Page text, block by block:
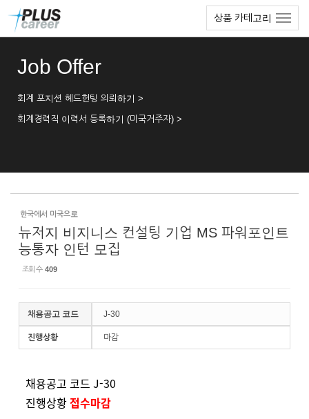
상품 카테고리
Job Offer
회계 포지션 헤드헌팅 의뢰하기 >
회계경력직 이력서 등록하기 (미국거주자) >
한국에서 미국으로
뉴저지 비지니스 컨설팅 기업 MS 파워포인트
능통자 인턴 모집
조회 수 409
채용공고 코드 J-30
진행상황 마감
채용공고 코드 J-30
진행상황접수마감